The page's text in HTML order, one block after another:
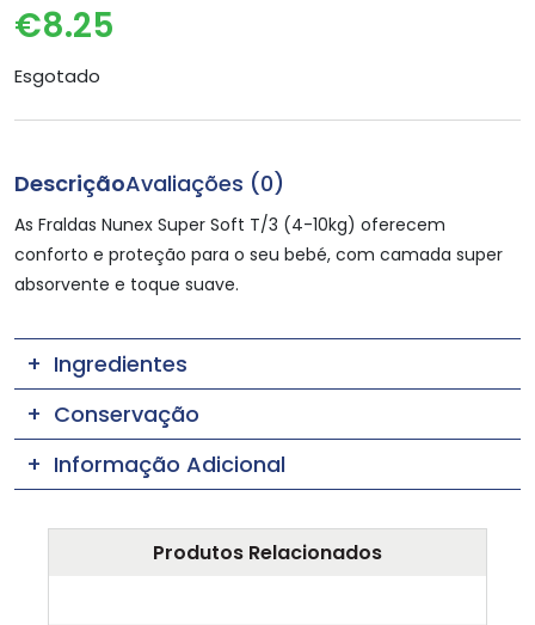
€8.25
Esgotado
DescriçãoAvaliações (0)
As Fraldas Nunex Super Soft T/3 (4-10kg) oferecem
conforto e proteção para o seu bebé, com camada super
absorvente e toque suave.
Ingredientes
Conservação
Informação Adicional
Produtos Relacionados